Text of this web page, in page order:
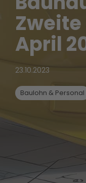
April
23.10.2023
Baulohn & Personal